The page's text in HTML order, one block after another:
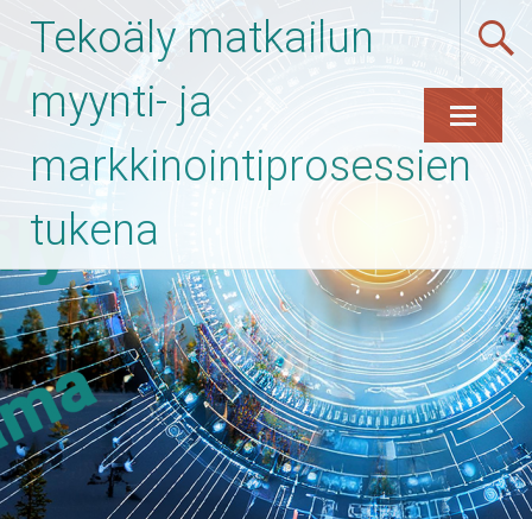
Tekoäly matkailun
myynti- ja
markkinointiprosessien
tukena
Skip
to